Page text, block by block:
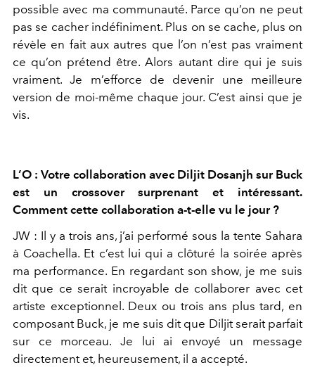
possible avec ma communauté. Parce qu’on ne peut
pas se cacher indéfiniment. Plus on se cache, plus on
révèle en fait aux autres que l’on n’est pas vraiment
ce qu’on prétend être. Alors autant dire qui je suis
vraiment. Je m’efforce de devenir une meilleure
version de moi-même chaque jour. C’est ainsi que je
vis.
L’O : Votre collaboration avec Diljit Dosanjh sur Buck
est un crossoversurprenant et intéressant.
Comment cette collaboration a-t-elle vu le jour ?
JW : Il y a trois ans, j’ai performé sous la tente Sahara
à Coachella. Et c’est lui qui a clôturé la soirée après
ma performance. En regardant son show, je me suis
dit que ce serait incroyable de collaborer avec cet
artiste exceptionnel. Deux ou trois ans plus tard, en
composant Buck, je me suis dit que Diljit serait parfait
sur ce morceau. Je
lui ai envoyé un message
directement et, heureusement, il a accepté.